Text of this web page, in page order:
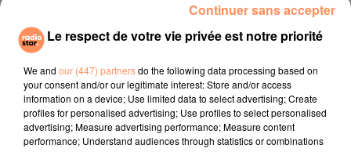
complément de salaire ainsi obtenu par le Londonien,
dont la profession principale est l’écriture de fictions
historiques, est à la hauteur de ses espérances, et
même au-delà. Il a ainsi gagné jusqu’à 200 € en une
seule journée grâce à cette activité. Il faut dire que les
tarifs proposés par le trentenaire sont assez onéreux :
il facture l’heure d’attente 20 livres sterling (environ 24
€).
Le respect de votre vie privée est notre priorité
We and our (447) partnersdo the following data processing based on
your consent and/or our legitimate interest: Store and/or access
information on a device; Use limited data to select advertising; Create
profiles for personalised advertising; Use profiles to select personalised
advertising; Measure advertising performance; Measure content
performance; Understand audiences through statistics or combinations
Continuer sans accepter